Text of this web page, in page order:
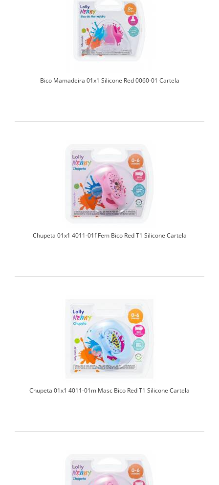
Bico Mamadeira 01x1 Silicone Red 0060-01 Cartela
Chupeta 01x1 4011-01f Fem Bico Red T1 Silicone Cartela
Chupeta 01x1 4011-01m Masc Bico Red T1 Silicone Cartela